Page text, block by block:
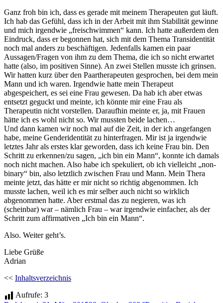
Ganz froh bin ich, dass es gerade mit meinem Therapeuten gut läuft.
Ich hab das Gefühl, dass ich in der Arbeit mit ihm Stabilität gewinne
und mich irgendwie „freischwimmen“ kann. Ich hatte außerdem den
Eindruck, dass er begonnen hat, sich mit dem Thema Transidentität
noch mal anders zu beschäftigen. Jedenfalls kamen ein paar
Aussagen/Fragen von ihm zu dem Thema, die ich so nicht erwartet
hatte (also, im positiven Sinne). An zwei Stellen musste ich grinsen.
Wir hatten kurz über den Paartherapeuten gesprochen, bei dem mein
Mann und ich waren. Irgendwie hatte mein Therapeut
abgespeichert, es sei eine Frau gewesen. Da hab ich aber etwas
entsetzt geguckt und meinte, ich könnte mir eine Frau als
Therapeutin nicht vorstellen. Daraufhin meinte er, ja, mit Frauen
hätte ich es wohl nicht so. Wir mussten beide lachen…
Und dann kamen wir noch mal auf die Zeit, in der ich angefangen
habe, meine Genderidentität zu hinterfragen. Mir ist ja irgendwie
letztes Jahr als erstes klar geworden, dass ich keine Frau bin. Den
Schritt zu erkennen/zu sagen, „ich bin ein Mann“, konnte ich damals
noch nicht machen. Also habe ich spekuliert, ob ich vielleicht „non-
binary“ bin, also letztlich zwischen Frau und Mann. Mein Thera
meinte jetzt, das hätte er mir nicht so richtig abgenommen. Ich
musste lachen, weil ich es mir selber auch nicht so wirklich
abgenommen hatte. Aber erstmal das zu negieren, was ich
(scheinbar) war – nämlich Frau – war irgendwie einfacher, als der
Schritt zum affirmativen „Ich bin ein Mann“.
Also. Weiter geht’s.
Liebe Grüße
Adrian
<< Inhaltsverzeichnis
Aufrufe: 3